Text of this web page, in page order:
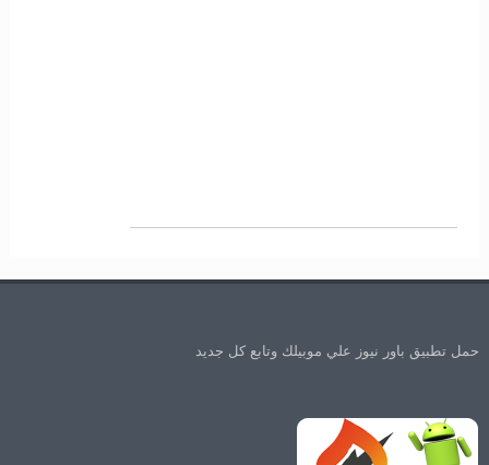
حمل تطبيق باور نيوز علي موبيلك وتابع كل جديد